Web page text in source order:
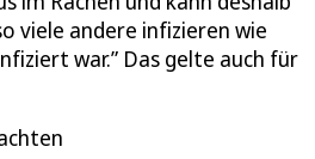
viele andere infizieren wie
war.” Das gelte auch für